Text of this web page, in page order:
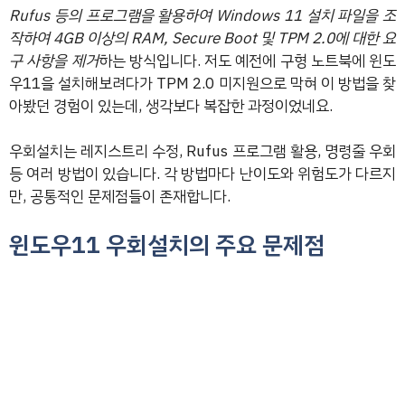
Rufus 등의 프로그램을 활용하여 Windows 11 설치 파일을 조
작하여 4GB 이상의 RAM, Secure Boot 및 TPM 2.0에 대한 요
구 사항을 제거하는 방식입니다. 저도 예전에 구형 노트북에 윈도
우11을 설치해보려다가 TPM 2.0 미지원으로 막혀 이 방법을 찾
아봤던 경험이 있는데, 생각보다 복잡한 과정이었네요.
우회설치는 레지스트리 수정, Rufus 프로그램 활용, 명령줄 우회
등 여러 방법이 있습니다. 각 방법마다 난이도와 위험도가 다르지
만, 공통적인 문제점들이 존재합니다.
윈도우11 우회설치의 주요 문제점